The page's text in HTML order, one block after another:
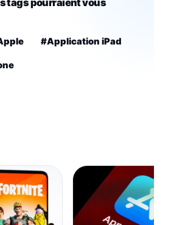
tags pourraient vous
#Application iPad